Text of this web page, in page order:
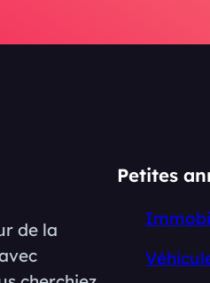
de la
Petites